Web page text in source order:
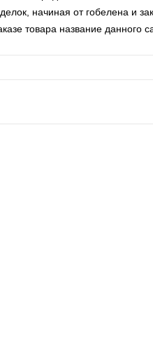
начиная от гобелена и
товара название данного